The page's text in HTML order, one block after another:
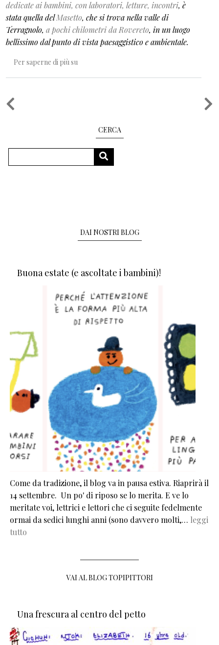
dedicate ai bambini, con laboratori, letture, incontri, è
stata quella delMasetto, che si trova nella valle di
Terragnolo, a pochi chilometri da Rovereto, in un luogo
bellissimo dal punto di vista paesaggistico e ambientale.
Per saperne di più su
Paginazione
CERCA
CERCA
DAI NOSTRI BLOG
Buona estate (e ascoltate i bambini)!
Come da tradizione, il blog va in pausa estiva. Riaprirà il
14 settembre. Un po' di riposo se lo merita. E ve lo
meritate voi, lettrici e lettori che ci seguite fedelmente
ormai da sedici lunghi anni (sono davvero molti,… leggi
tutto
VAI AL BLOG TOPIPITTORI
Una frescura al centro del petto